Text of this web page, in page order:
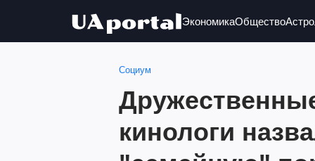
ЭкономикаОбщество
Социум
кинологи